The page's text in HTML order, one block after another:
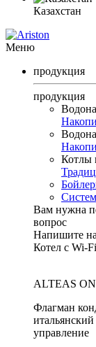
Казахстан
Меню
продукция
продукция
Котлы
Вам нужна
вопрос
Напишите
Котел с Wi-Fi
ALTEAS
Флагман
управление